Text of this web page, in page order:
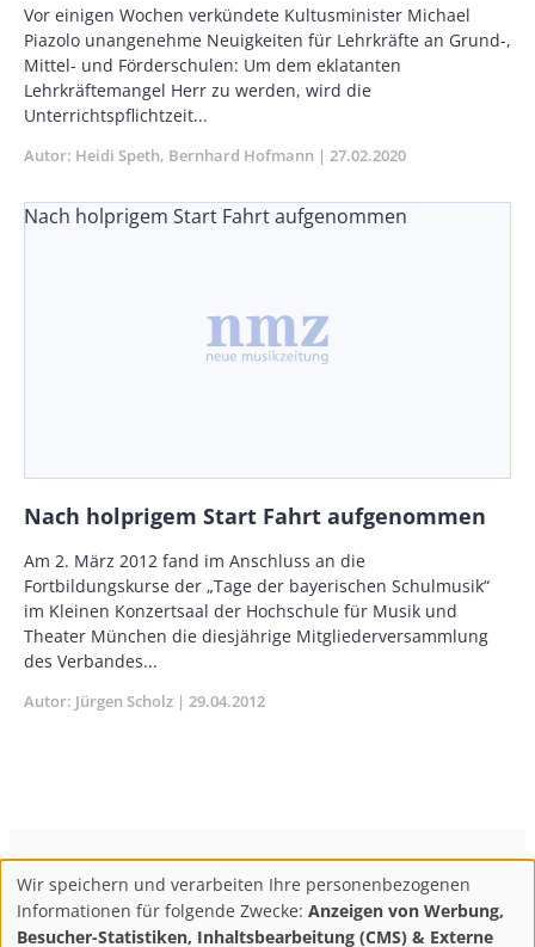
Body
Vor einigen Wochen verkündete Kultusminister Michael
Piazolo unangenehme Neuigkeiten für Lehrkräfte an Grund-,
Mittel- und Förderschulen: Um dem eklatanten
Lehrkräftemangel Herr zu werden, wird die
Unterrichtspflichtzeit...
Autor Heidi Speth Bernhard Hofmann Publikationsdatum
27.02.2020
Nach holprigem Start Fahrt aufgenommen
Nach holprigem Start Fahrt aufgenommen
Body
Am 2. März 2012 fand im Anschluss an die
Fortbildungskurse der „Tage der bayerischen Schulmusik“
im Kleinen Konzertsaal der Hochschule für Musik und
Theater München die diesjährige Mitgliederversammlung
des Verbandes...
Autor Jürgen Scholz Publikationsdatum
29.04.2012
Footer
ConBrio Kulturmedienhaus AGB
Datenschutz
Impressum
Info & Kontakt
Abo kündigen / Widerruf der Bestellung
Use
of
Wir speichern und verarbeiten Ihre personenbezogenen
Informationen für folgende Zwecke: Anzeigen von Werbung,
Besucher-Statistiken, Inhaltsbearbeitung (CMS) & Externe